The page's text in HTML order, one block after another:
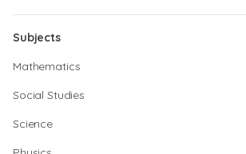
Subjects
Mathematics
Social Studies
Science